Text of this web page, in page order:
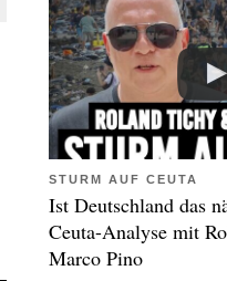
STURM AUF CEUTA
Ist Deutschland das
Ceuta-Analyse mit
Marco Pino